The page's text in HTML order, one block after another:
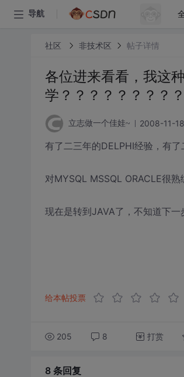
导航
社区 非技术区 帖子详情
各位进来看看，我这
学？？？？？？？？
立志做一个佳娃~ 2008-11-
有了二三年的DELPHI经验，有了
对MYSQL MSSQL ORACLE很
现在是转到JAVA了，不知道下
给本帖投票
205 8 打赏
8 条回复